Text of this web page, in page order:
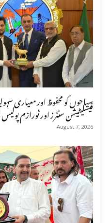
سیاحوں کو محفوظ اور معیاری
فیسلیٹیشن سنٹرز اور ٹورازم
August 7, 2026